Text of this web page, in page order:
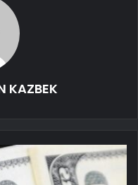
KAZBEK